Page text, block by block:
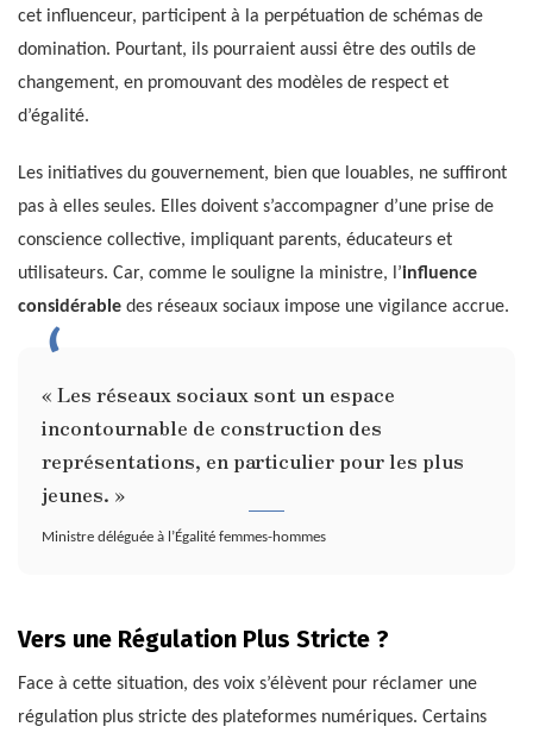
cet influenceur, participent à la perpétuation de schémas de
domination. Pourtant, ils pourraient aussi être des outils de
changement, en promouvant des modèles de respect et
d’égalité.
Les initiatives du gouvernement, bien que louables, ne suffiront
pas à elles seules. Elles doivent s’accompagner d’une prise de
conscience collective, impliquant parents, éducateurs et
utilisateurs. Car, comme le souligne la ministre, l’influence
considérable des réseaux sociaux impose une vigilance accrue.
« Les réseaux sociaux sont un espace
incontournable de construction des
représentations, en particulier pour les plus
jeunes. »
Ministre déléguée à l’Égalité femmes-hommes
Vers une Régulation Plus Stricte ?
Face à cette situation, des voix s’élèvent pour réclamer une
régulation plus stricte des plateformes numériques. Certains